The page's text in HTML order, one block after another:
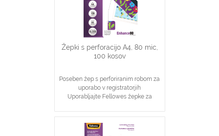
Žepki s perforacijo A4, 80 mic,
100 kosov
Poseben žep s perforiranim robom za
uporabo v registratorjih
Uporabljajte Fellowes žepke za
prefekten izgled na katerega se lahko
zanesete
Idealno za obvestila, slike